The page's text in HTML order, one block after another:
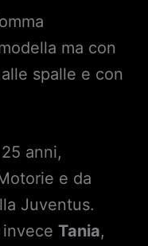
ma con
spalle e con
anni,
e da
Juventus.
Tania,